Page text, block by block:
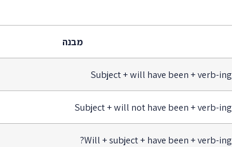
מבנה
Subject + will have been + verb-ing
Subject + will not have been + verb-ing
Will + subject + have been + verb-ing?